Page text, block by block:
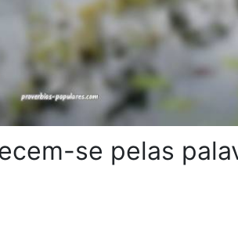
se pelas